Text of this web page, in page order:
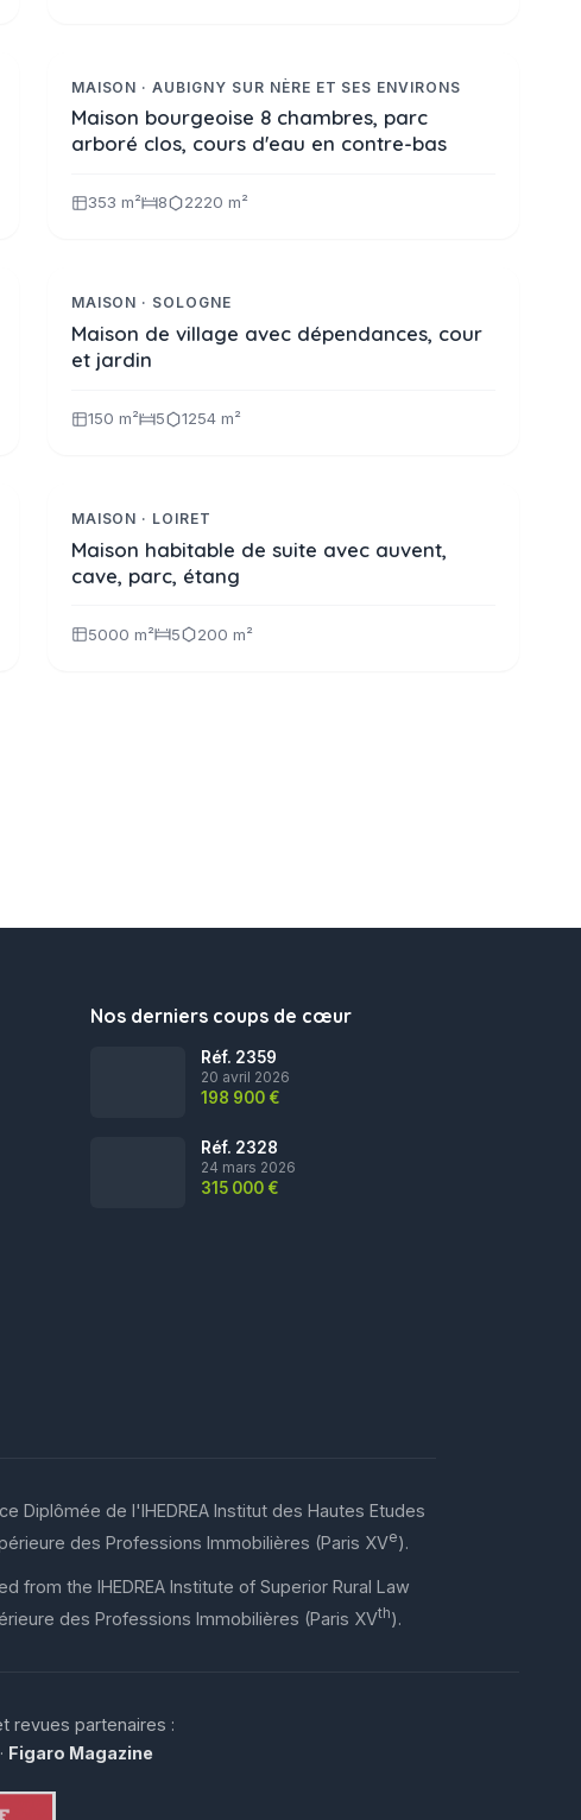
SELECTION
MAISON · AUBIGNY SUR NÈRE ET SES ENVIRONS
Maison bourgeoise 8 chambres, parc
arboré clos, cours d'eau en contre-bas
353 m² 8 2220 m²
A LA VENTE
MAISON · SOLOGNE
Maison de village avec dépendances, cour
et jardin
150 m² 5 1254 m²
A LA VENTE
MAISON · LOIRET
Maison habitable de suite avec auvent,
cave, parc, étang
5000 m² 5 200 m²
Nos derniers coups de cœur
Réf. 2359
20 avril 2026
198 900 €
Réf. 2328
24 mars 2026
315 000 €
Diplômée de l'IHEDREA Institut des Hautes Etudes
des Professions Immobilières (Paris XVe).
from the IHEDREA Institute of Superior Rural Law
des Professions Immobilières (Paris XVth).
revues partenaires :
· Figaro Magazine